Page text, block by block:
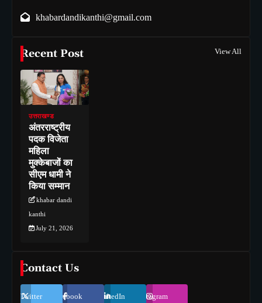
khabardandikanthi@gmail.com
Recent Post View All
उत्तराखण्ड
अंतरराष्ट्रीय
पदक विजेता
महिला
मुक्केबाजों का
सीएम धामी ने
किया सम्मान
khabar dandi
kanthi
July 21, 2026
Contact Us
Twitter Facebook LinkedIn Instagram